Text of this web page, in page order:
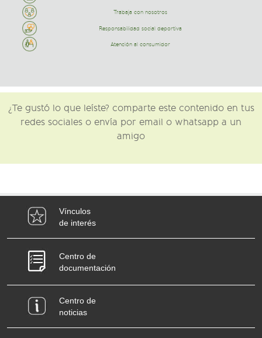
Trabaja con nosotros
Responsabilidad social deportiva
Atención al consumidor
¿Te gustó lo que leíste? comparte este contenido en tus
redes sociales o envía por email o whatsapp a un
amigo
Vínculos
de interés
Centro de
documentación
Centro de
noticias